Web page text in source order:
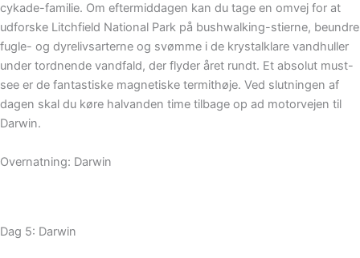
cykade-familie. Om eftermiddagen kan du tage en omvej for at
udforske Litchfield National Park på bushwalking-stierne, beundre
fugle- og dyrelivsarterne og svømme i de krystalklare vandhuller
under tordnende vandfald, der flyder året rundt. Et absolut must-
see er de fantastiske magnetiske termithøje. Ved slutningen af
dagen skal du køre halvanden time tilbage op ad motorvejen til
Darwin.
Overnatning: Darwin
Dag 5: Darwin